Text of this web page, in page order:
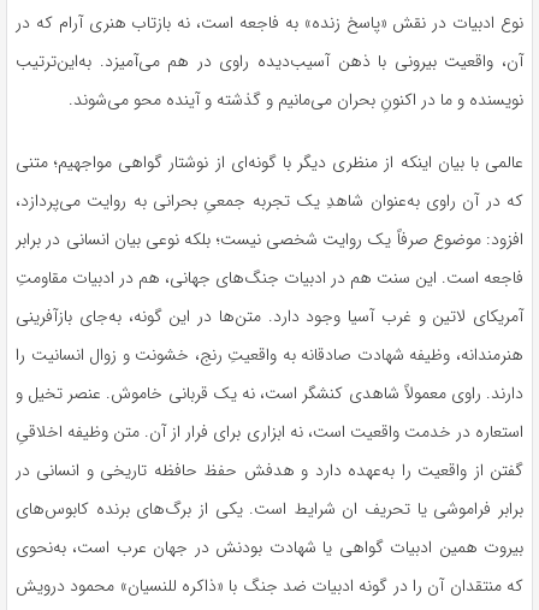
نوع ادبیات در نقش «پاسخ زنده» به فاجعه است، نه بازتاب هنری آرام که در
آن، واقعیت بیرونی با ذهن آسیب‌دیده راوی در هم می‌آمیزد. به‌این‌ترتیب
نویسنده و ما در اکنونِ بحران می‌مانیم و گذشته و آینده محو می‌شوند.
عالمی با بیان اینکه از منظری دیگر با گونه‌ای از نوشتار گواهی مواجهیم؛ متنی
که در آن راوی به‌عنوان شاهدِ یک تجربه جمعیِ بحرانی به روایت می‌پردازد،
افزود: موضوع صرفاً یک روایت شخصی نیست؛ بلکه نوعی بیان انسانی در برابر
فاجعه است. این سنت هم در ادبیات جنگ‌های جهانی، هم در ادبیات مقاومتِ
آمریکای لاتین و غرب آسیا وجود دارد. متن‌ها در این گونه، به‌جای بازآفرینی
هنرمندانه، وظیفه شهادت صادقانه به واقعیتِ رنج، خشونت و زوال انسانیت را
دارند. راوی معمولاً شاهدی کنشگر است، نه یک قربانی خاموش. عنصر تخیل و
استعاره در خدمت واقعیت است، نه ابزاری برای فرار از آن. متن وظیفه اخلاقیِ
گفتن از واقعیت را به‌عهده دارد و هدفش حفظ حافظه تاریخی و انسانی در
برابر فراموشی یا تحریف ان شرایط است. یکی از برگ‌های برنده کابوس‌های
بیروت همین ادبیات گواهی یا شهادت بودنش در جهان عرب است، به‌نحوی
که منتقدان آن را در گونه ادبیات ضد جنگ با «ذاکره للنسیان» محمود درویش